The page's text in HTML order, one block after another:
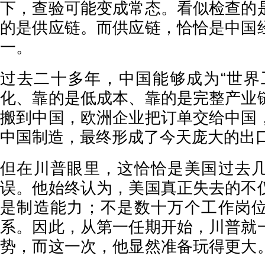
下，查验可能变成常态。看似检查的
的是供应链。而供应链，恰恰是中国
一。
过去二十多年，中国能够成为“世
化、靠的是低成本、靠的是完整产业
搬到中国，欧洲企业把订单交给中国
中国制造，最终形成了今天庞大的出
但在川普眼里，这恰恰是美国过去
误。他始终认为，美国真正失去的不
是制造能力；不是数十万个工作岗
系。因此，从第一任期开始，川普就
势，而这一次，他显然准备玩得更大